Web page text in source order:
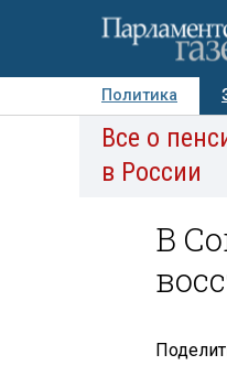
Политика
Авторы
Все о
в России
В